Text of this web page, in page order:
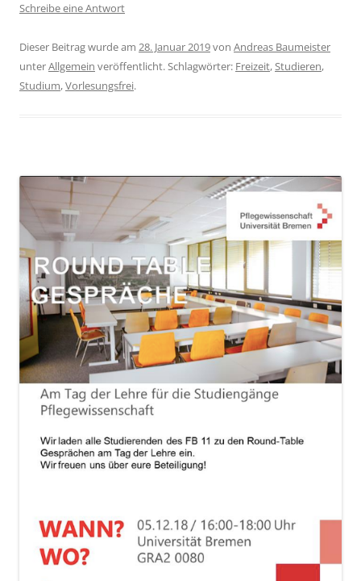
Schreibe eine Antwort
Dieser Beitrag wurde am 28. Januar 2019von Andreas Baumeister
unterAllgemein veröffentlicht. Schlagwörter: Freizeit,Studieren,
Studium,Vorlesungsfrei.